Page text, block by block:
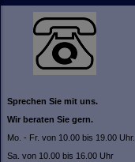
Sprechen Sie mit uns.
Wir beraten Sie gern.
Mo. - Fr. von 10.00 bis 19.00 Uhr.
Sa. von 10.00 bis 16.00 Uhr